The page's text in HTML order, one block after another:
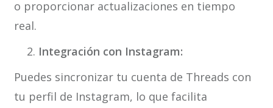
o proporcionar actualizaciones en tiempo
real.
Integración con Instagram:
Puedes sincronizar tu cuenta de Threads con
tu perfil de Instagram, lo que facilita